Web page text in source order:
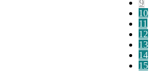
9
10
11
12
13
14
15